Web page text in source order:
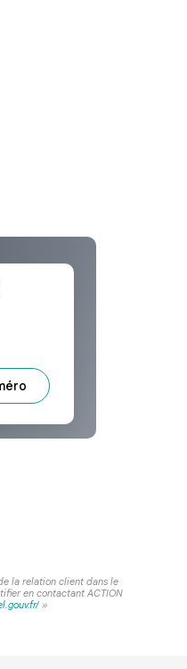
la relation client dans le
en contactant ACTION
»